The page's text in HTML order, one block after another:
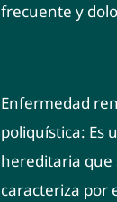
frecuente y
Enfermedad
poliquística: Es
hereditaria que
caracteriza por